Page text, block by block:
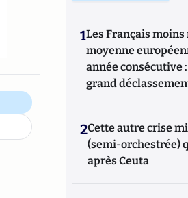
1Les Français moins
moyenne
année consécutive
grand
2Cette autre crise
(semi-orchestrée)
après Ceuta